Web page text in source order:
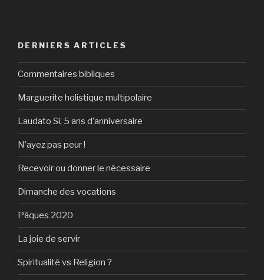
DERNIERS ARTICLES
Commentaires bibliques
Marguerite holistique multipolaire
Laudato Si, 5 ans d’anniversaire
N’ayez pas peur !
Recevoir ou donner le nécessaire
Dimanche des vocations
Pâques 2020
La joie de servir
Spiritualité vs Religion ?